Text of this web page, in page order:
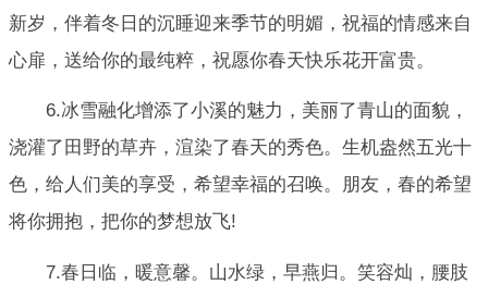
新岁，伴着冬日的沉睡迎来季节的明媚，祝福的情感来自
心扉，送给你的最纯粹，祝愿你春天快乐花开富贵。
6.冰雪融化增添了小溪的魅力，美丽了青山的面貌，
浇灌了田野的草卉，渲染了春天的秀色。生机盎然五光十
色，给人们美的享受，希望幸福的召唤。朋友，春的希望
将你拥抱，把你的梦想放飞!
7.春日临，暖意馨。山水绿，早燕归。笑容灿，腰肢